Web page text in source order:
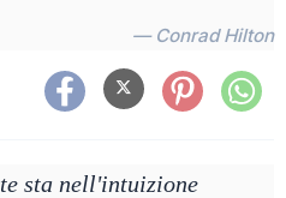
— Conrad Hilton
sta nell'intuizione